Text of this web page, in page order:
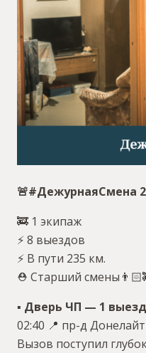
🚨#ДежурнаяСмена
🚒 1 экипаж
⚡️ 8 выездов
⚡️ В пути 235 км.
⛑ Старший
▪️ Дверь ЧП — 1
02:40 📍 пр-д
Вызов поступил